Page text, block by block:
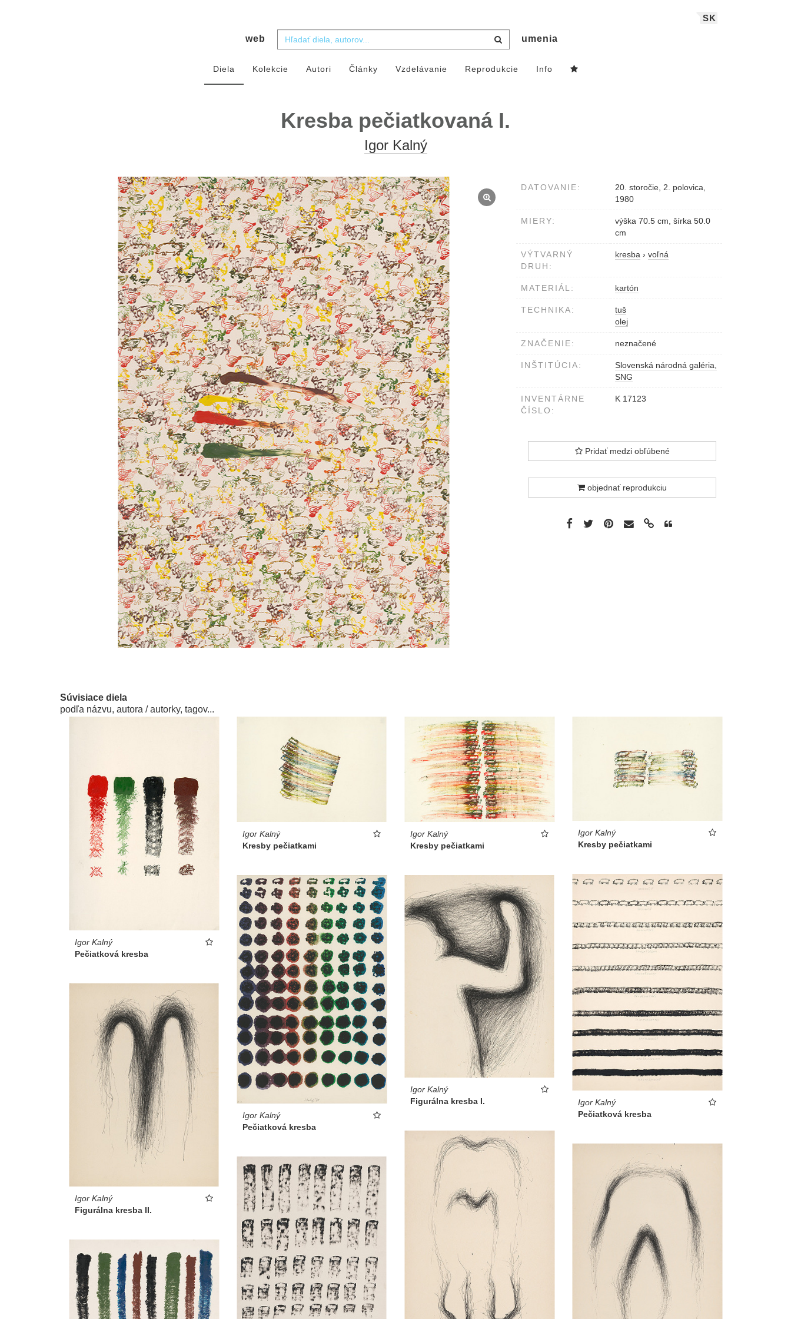
SK
web umenia
Diela Kolekcie Autori Články Vzdelávanie Reprodukcie Info
Kresba pečiatkovaná I.
Igor Kalný
DATOVANIE:
20. storočie, 2. polovica,
1980
MIERY:
výška 70.5 cm, šírka 50.0
cm
VÝTVARNÝ
DRUH:
kresba › voľná
MATERIÁL: kartón
TECHNIKA:
tuš
olej
ZNAČENIE: neznačené
INŠTITÚCIA:
Slovenská národná galéria,
SNG
INVENTÁRNE
ČÍSLO:
K 17123
Pridať medzi obľúbené
objednať reprodukciu
Súvisiace diela
podľa názvu, autora / autorky, tagov...
Igor Kalný
Pečiatková kresba
Igor Kalný
Kresby pečiatkami
Igor Kalný
Kresby pečiatkami
Igor Kalný
Kresby pečiatkami
Igor Kalný
Pečiatková kresba
Igor Kalný
Pečiatková kresba
Igor Kalný
Figurálna kresba I.
Igor Kalný
Figurálna kresba II.